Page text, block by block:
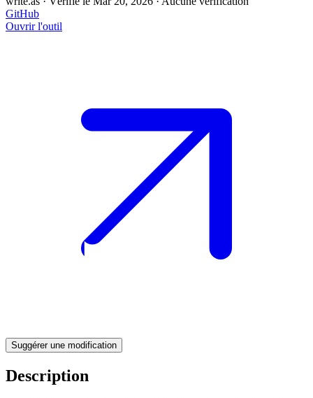
GitHub
Ouvrir l'outil
Suggérer une modification
Description